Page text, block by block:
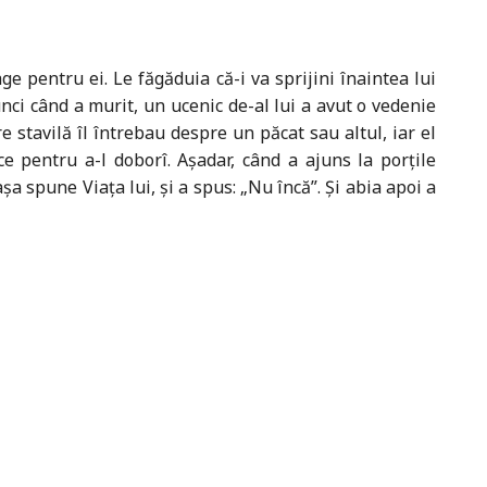
pentru ei. Le făgăduia că-i va sprijini înaintea lui
când a murit, un ucenic de-al lui a avut o vedenie
stavilă îl întrebau despre un păcat sau altul, iar el
pentru a-l doborî. Aşadar, când a ajuns la porţile
spune Viaţa lui, şi a spus: „Nu încă”. Şi abia apoi a